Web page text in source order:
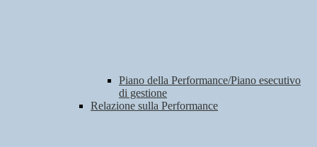
Piano della Performance/Piano esecutivo
di gestione
Relazione sulla Performance